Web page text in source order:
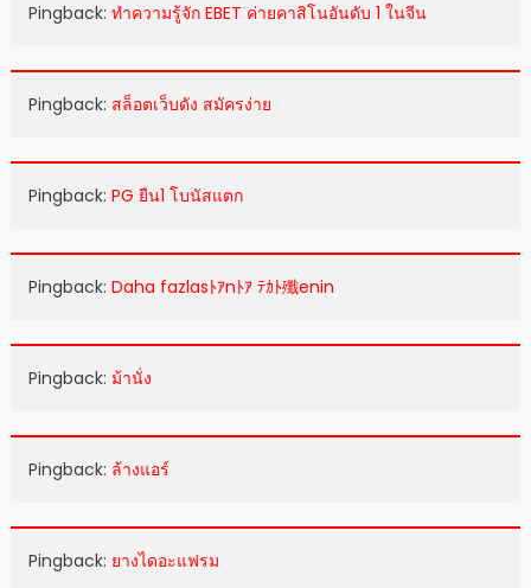
Pingback: ทำความรู้จัก EBET ค่ายคาสิโนอันดับ 1 ในจีน
Pingback: สล็อตเว็บดัง สมัครง่าย
Pingback: PG ยืน1 โบนัสแตก
Pingback: Daha fazlasﾄｱnﾄｱ ﾃｶﾄ殲enin
Pingback: ม้านั่ง
Pingback: ล้างแอร์
Pingback: ยางไดอะแฟรม